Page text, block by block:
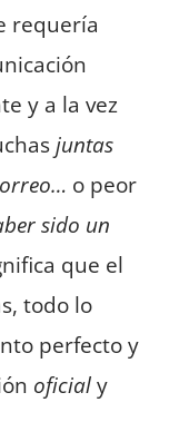
requería
y a la vez
juntas
o peor
sido un
que el
todo lo
perfecto y
oficialy